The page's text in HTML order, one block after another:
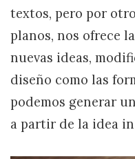
textos, pero por
planos, nos ofrece
nuevas ideas,
diseño como las
podemos generar
a partir de la idea